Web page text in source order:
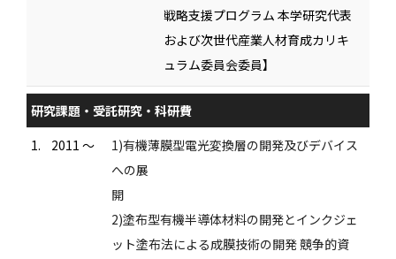
戦略支援プログラム 本学研究代表
および次世代産業人材育成カリキ
ュラム委員会委員】
研究課題・受託研究・科研費
1.
2011 ～
1)有機薄膜型電光変換層の開発及びデバイス
への展
開
2)塗布型有機半導体材料の開発とインクジェ
ット塗布法による成膜技術の開発 競争的資